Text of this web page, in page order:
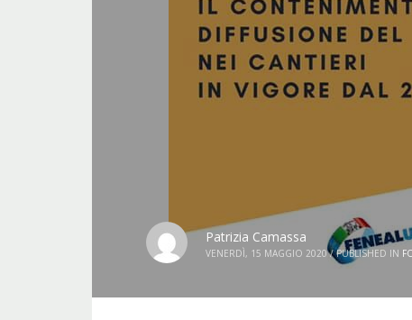
Patrizia Camassa
VENERDÌ, 15 MAGGIO 2020 / PUBLISHED IN